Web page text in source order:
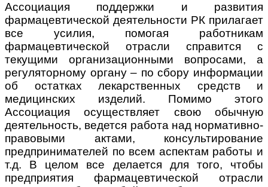
Ассоциация поддержки и развития
фармацевтической деятельности РК прилагает
все усилия, помогая работникам
фармацевтической отрасли справится с
текущими организационными вопросами, а
регуляторному органу – по сбору информации
об остатках лекарственных средств и
медицинских изделий. Помимо этого
Ассоциация осуществляет свою обычную
деятельность, ведется работа над нормативно-
правовыми актами, консультирование
предпринимателей по всем аспектам работы и
т.д. В целом все делается для того, чтобы
предприятия фармацевтической отрасли